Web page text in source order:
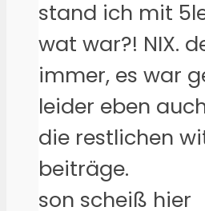
stand ich mit
wat war?! NIX.
immer, es war
leider eben
die restlichen
beiträge.
son scheiß hier